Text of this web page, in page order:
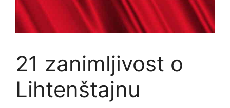
21 zanimljivost o
Lihtenštajnu